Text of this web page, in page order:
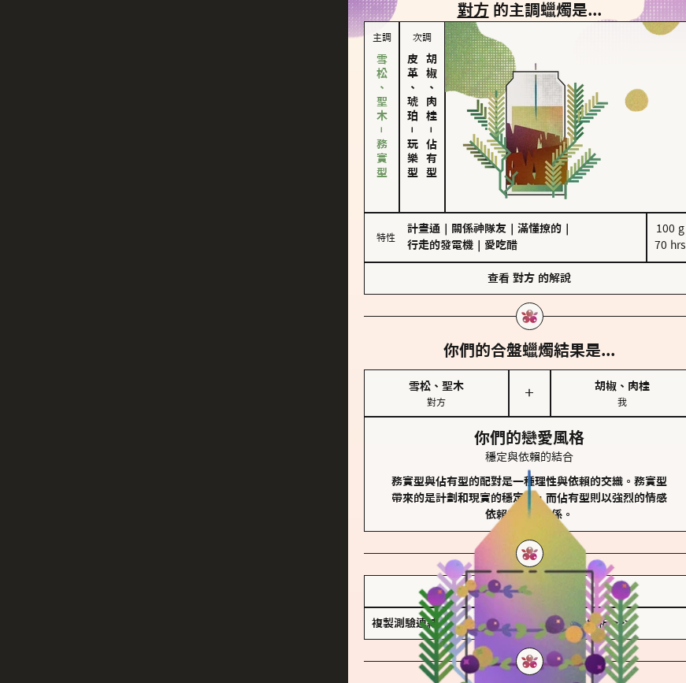
對方 的主調蠟燭是...
主調
雪松、聖木－務實型
次調
皮革、琥珀
－
玩樂型
胡椒、肉桂
－
佔有型
特性
計畫通 關係神隊友 滿懂撩的
行走的發電機
愛吃醋
100 g
70 hrs
查看 對方 的解說
你們的合盤蠟燭結果是...
雪松、聖木
對方
＋
胡椒、肉桂
我
你們的戀愛風格
穩定與依賴的結合
務實型與佔有型的配對是一種理性與依賴的交織。務實型
帶來的是計劃和現實的穩定性，而佔有型則以強烈的情感
依賴來維護關係。
儲存我的結果圖
複製測驗連結 查看香氛類型全解析 >>>